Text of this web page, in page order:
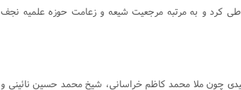
کرد و به مرتبه مرجعیت شیعه و زعامت حوزه علمیه نجف
اساتیدی چون ملا محمد کاظم خراسانی، شیخ محمد حسین نائینی و